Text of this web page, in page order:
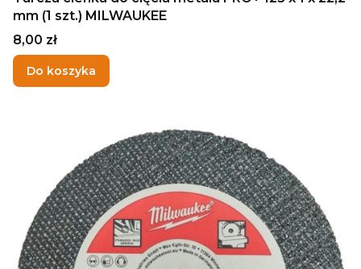
mm (1 szt.) MILWAUKEE
Cena
8,00 zł
Do koszyka